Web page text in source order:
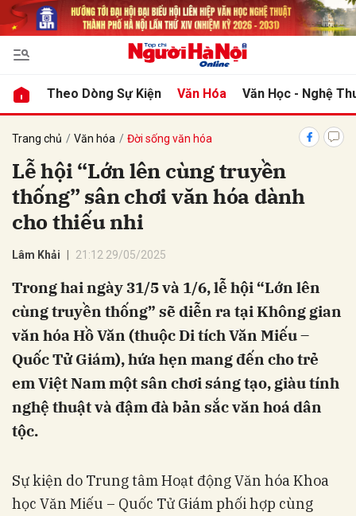
Theo Dòng Sự Kiện Văn Hóa Văn Học - Nghệ
Trang chủ Văn hóa Đời sống văn hóa
Lễ hội “Lớn lên cùng truyền
thống” sân chơi văn hóa dành
cho thiếu nhi
Lâm Khải 21:12 29/05/2025
Trong hai ngày 31/5 và 1/6, lễ hội “Lớn lên
cùng truyền thống” sẽ diễn ra tại Không gian
văn hóa Hồ Văn (thuộc Di tích Văn Miếu –
Quốc Tử Giám), hứa hẹn mang đến cho trẻ
em Việt Nam một sân chơi sáng tạo, giàu tính
nghệ thuật và đậm đà bản sắc văn hoá dân
tộc.
Sự kiện do Trung tâm Hoạt động Văn hóa Khoa
học Văn Miếu – Quốc Tử Giám phối hợp cùng
luận